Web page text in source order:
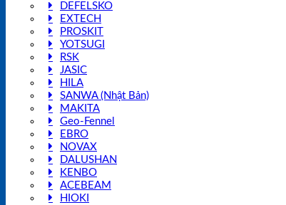
DEFELSKO
EXTECH
PROSKIT
YOTSUGI
RSK
JASIC
HILA
SANWA (Nhật Bản)
MAKITA
Geo-Fennel
EBRO
NOVAX
DALUSHAN
KENBO
ACEBEAM
HIOKI